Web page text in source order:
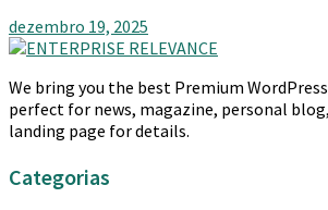
dezembro 19, 2025
We bring you the best Premium
perfect for news, magazine, personal
landing page for details.
Categorias